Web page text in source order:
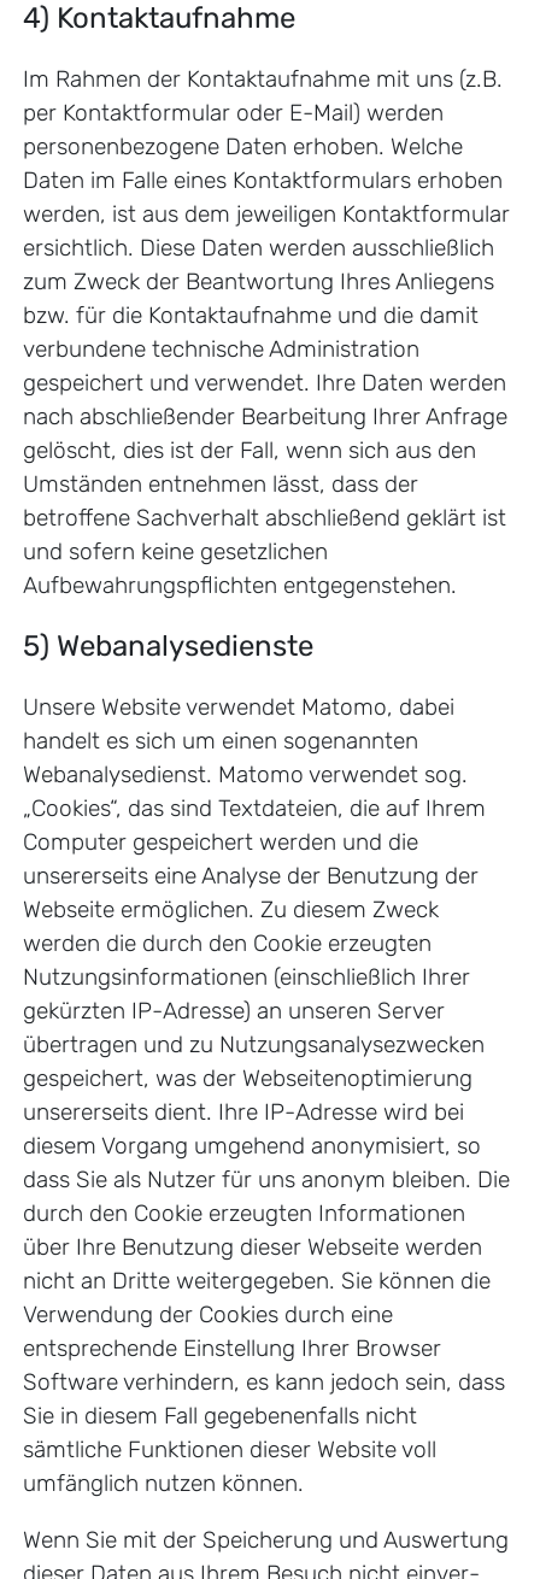
4) Kontaktaufnahme
Im Rahmen der Kontaktaufnahme mit uns (z.B.
per Kontaktformular oder E-Mail) werden
personenbezogene Daten erhoben. Welche
Daten im Falle eines Kontaktformulars erhoben
werden, ist aus dem jeweiligen Kontaktformular
ersichtlich. Diese Daten werden ausschließlich
zum Zweck der Beantwortung Ihres Anliegens
bzw. für die Kontaktaufnahme und die damit
verbundene technische Administration
gespeichert und verwendet. Ihre Daten werden
nach abschließender Bearbeitung Ihrer Anfrage
gelöscht, dies ist der Fall, wenn sich aus den
Umständen entnehmen lässt, dass der
betroffene Sachverhalt abschließend geklärt ist
und sofern keine gesetzlichen
Aufbewahrungspflichten entgegenstehen.
5) Webanalysedienste
Unsere Website verwendet Matomo, dabei
handelt es sich um einen sogenannten
Webanalysedienst. Matomo verwendet sog.
„Cookies“, das sind Textdateien, die auf Ihrem
Computer gespeichert werden und die
unsererseits eine Analyse der Benutzung der
Webseite ermöglichen. Zu diesem Zweck
werden die durch den Cookie erzeugten
Nutzungsinformationen (einschließlich Ihrer
gekürzten IP-Adresse) an unseren Server
übertragen und zu Nutzungsanalysezwecken
gespeichert, was der Webseitenoptimierung
unsererseits dient. Ihre IP-Adresse wird bei
diesem Vorgang umge­hend anony­mi­siert, so
dass Sie als Nutzer für uns anonym bleiben. Die
durch den Cookie erzeugten Informationen
über Ihre Benutzung dieser Webseite werden
nicht an Dritte weitergegeben. Sie können die
Verwendung der Cookies durch eine
entsprechende Einstellung Ihrer Browser
Software verhindern, es kann jedoch sein, dass
Sie in diesem Fall gegebenenfalls nicht
sämtliche Funktionen dieser Website voll
umfänglich nutzen können.
Wenn Sie mit der Spei­che­rung und Aus­wer­tung
die­ser Daten aus Ihrem Besuch nicht ein­ver­